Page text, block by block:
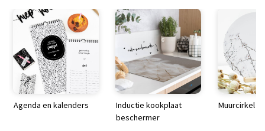
Agenda en kalenders
Inductie kookplaat
beschermer
Muurcirkel